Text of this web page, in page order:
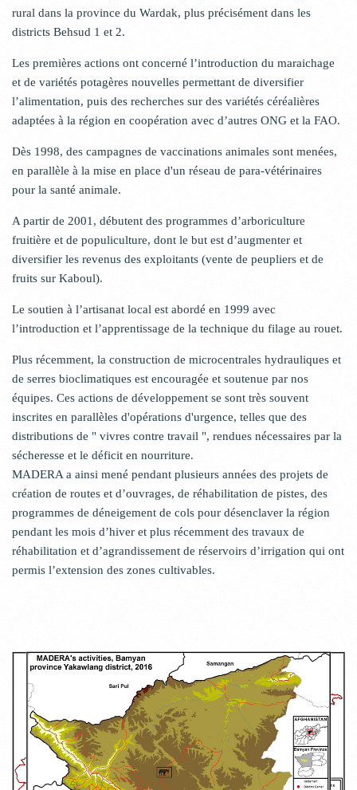
rural dans la province du Wardak, plus précisément dans les
districts Behsud 1 et 2.
Les premières actions ont concerné l’introduction du maraichage
et de variétés potagères nouvelles permettant de diversifier
l’alimentation, puis des recherches sur des variétés céréalières
adaptées à la région en coopération avec d’autres ONG et la FAO.
Dès 1998, des campagnes de vaccinations animales sont menées,
en parallèle à la mise en place d'un réseau de para-vétérinaires
pour la santé animale.
A partir de 2001, débutent des programmes d’arboriculture
fruitière et de populiculture, dont le but est d’augmenter et
diversifier les revenus des exploitants (vente de peupliers et de
fruits sur Kaboul).
Le soutien à l’artisanat local est abordé en 1999 avec
l’introduction et l’apprentissage de la technique du filage au rouet.
Plus récemment, la construction de microcentrales hydrauliques et
de serres bioclimatiques est encouragée et soutenue par nos
équipes. Ces actions de développement se sont très souvent
inscrites en parallèles d'opérations d'urgence, telles que des
distributions de " vivres contre travail ", rendues nécessaires par la
sécheresse et le déficit en nourriture.
MADERA a ainsi mené pendant plusieurs années des projets de
création de routes et d’ouvrages, de réhabilitation de pistes, des
programmes de déneigement de cols pour désenclaver la région
pendant les mois d’hiver et plus récemment des travaux de
réhabilitation et d’agrandissement de réservoirs d’irrigation qui ont
permis l’extension des zones cultivables.